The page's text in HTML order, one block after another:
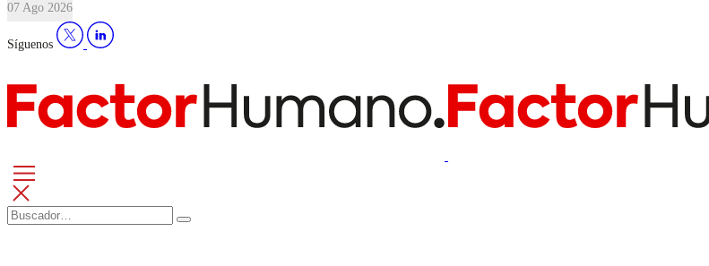
07 Ago 2026
Síguenos